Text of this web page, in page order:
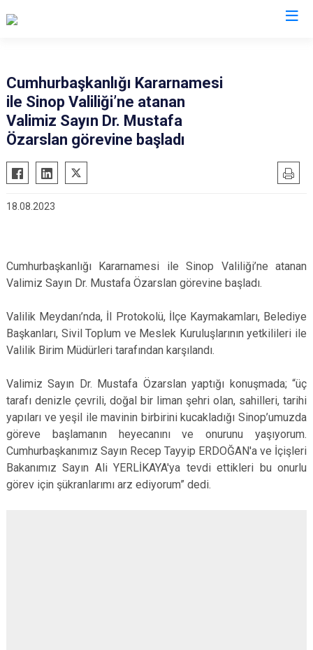
Cumhurbaşkanlığı Kararnamesi
ile Sinop Valiliği’ne atanan
Valimiz Sayın Dr. Mustafa
Özarslan görevine başladı
18.08.2023
Cumhurbaşkanlığı Kararnamesi ile Sinop Valiliği’ne atanan
Valimiz Sayın Dr. Mustafa Özarslan görevine başladı.
Valilik Meydanı’nda, İl Protokolü, İlçe Kaymakamları, Belediye
Başkanları, Sivil Toplum ve Meslek Kuruluşlarının yetkilileri ile
Valilik Birim Müdürleri tarafından karşılandı.
Valimiz Sayın Dr. Mustafa Özarslan yaptığı konuşmada; “üç
tarafı denizle çevrili, doğal bir liman şehri olan, sahilleri, tarihi
yapıları ve yeşil ile mavinin birbirini kucakladığı Sinop’umuzda
göreve başlamanın heyecanını ve onurunu yaşıyorum.
Cumhurbaşkanımız Sayın Recep Tayyip ERDOĞAN'a ve İçişleri
Bakanımız Sayın Ali YERLİKAYA'ya tevdi ettikleri bu onurlu
görev için şükranlarımı arz ediyorum” dedi.